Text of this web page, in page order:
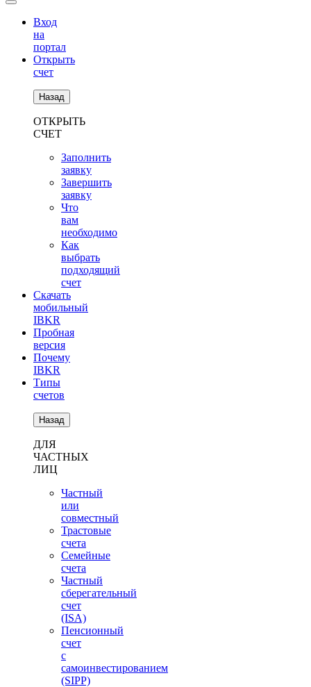
Вход
на
портал
Открыть
счет
Назад
ОТКРЫТЬ
СЧЕТ
Заполнить
заявку
Завершить
заявку
Что
вам
необходимо
Как
выбрать
подходящий
счет
Скачать
мобильный
IBKR
Пробная
версия
Почему
IBKR
Типы
счетов
Назад
ДЛЯ
ЧАСТНЫХ
ЛИЦ
Частный
или
совместный
Трастовые
счета
Семейные
счета
Частный
сберегательный
счет
(ISA)
Пенсионный
счет
с
самоинвестированием
(SIPP)